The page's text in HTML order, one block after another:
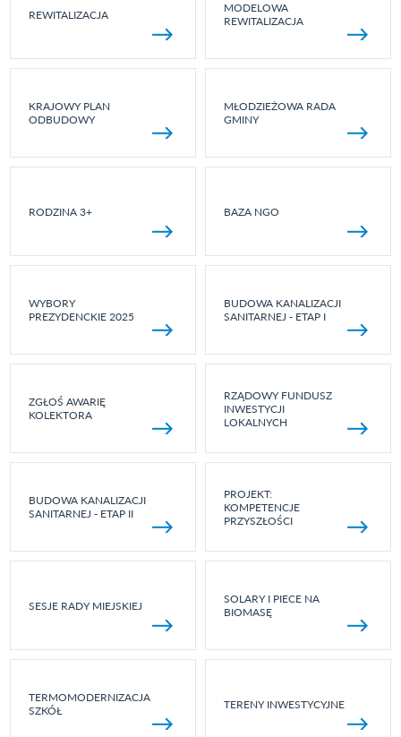
REWITALIZACJA
MODELOWA
REWITALIZACJA
KRAJOWY PLAN
ODBUDOWY
MŁODZIEŻOWA RADA
GMINY
RODZINA 3+ BAZA NGO
WYBORY
PREZYDENCKIE 2025
BUDOWA KANALIZACJI
SANITARNEJ - ETAP I
ZGŁOŚ AWARIĘ
KOLEKTORA
RZĄDOWY FUNDUSZ
INWESTYCJI
LOKALNYCH
BUDOWA KANALIZACJI
SANITARNEJ - ETAP II
PROJEKT:
KOMPETENCJE
PRZYSZŁOŚCI
SESJE RADY MIEJSKIEJ
SOLARY I PIECE NA
BIOMASĘ
TERMOMODERNIZACJA
SZKÓŁ
TERENY INWESTYCYJNE